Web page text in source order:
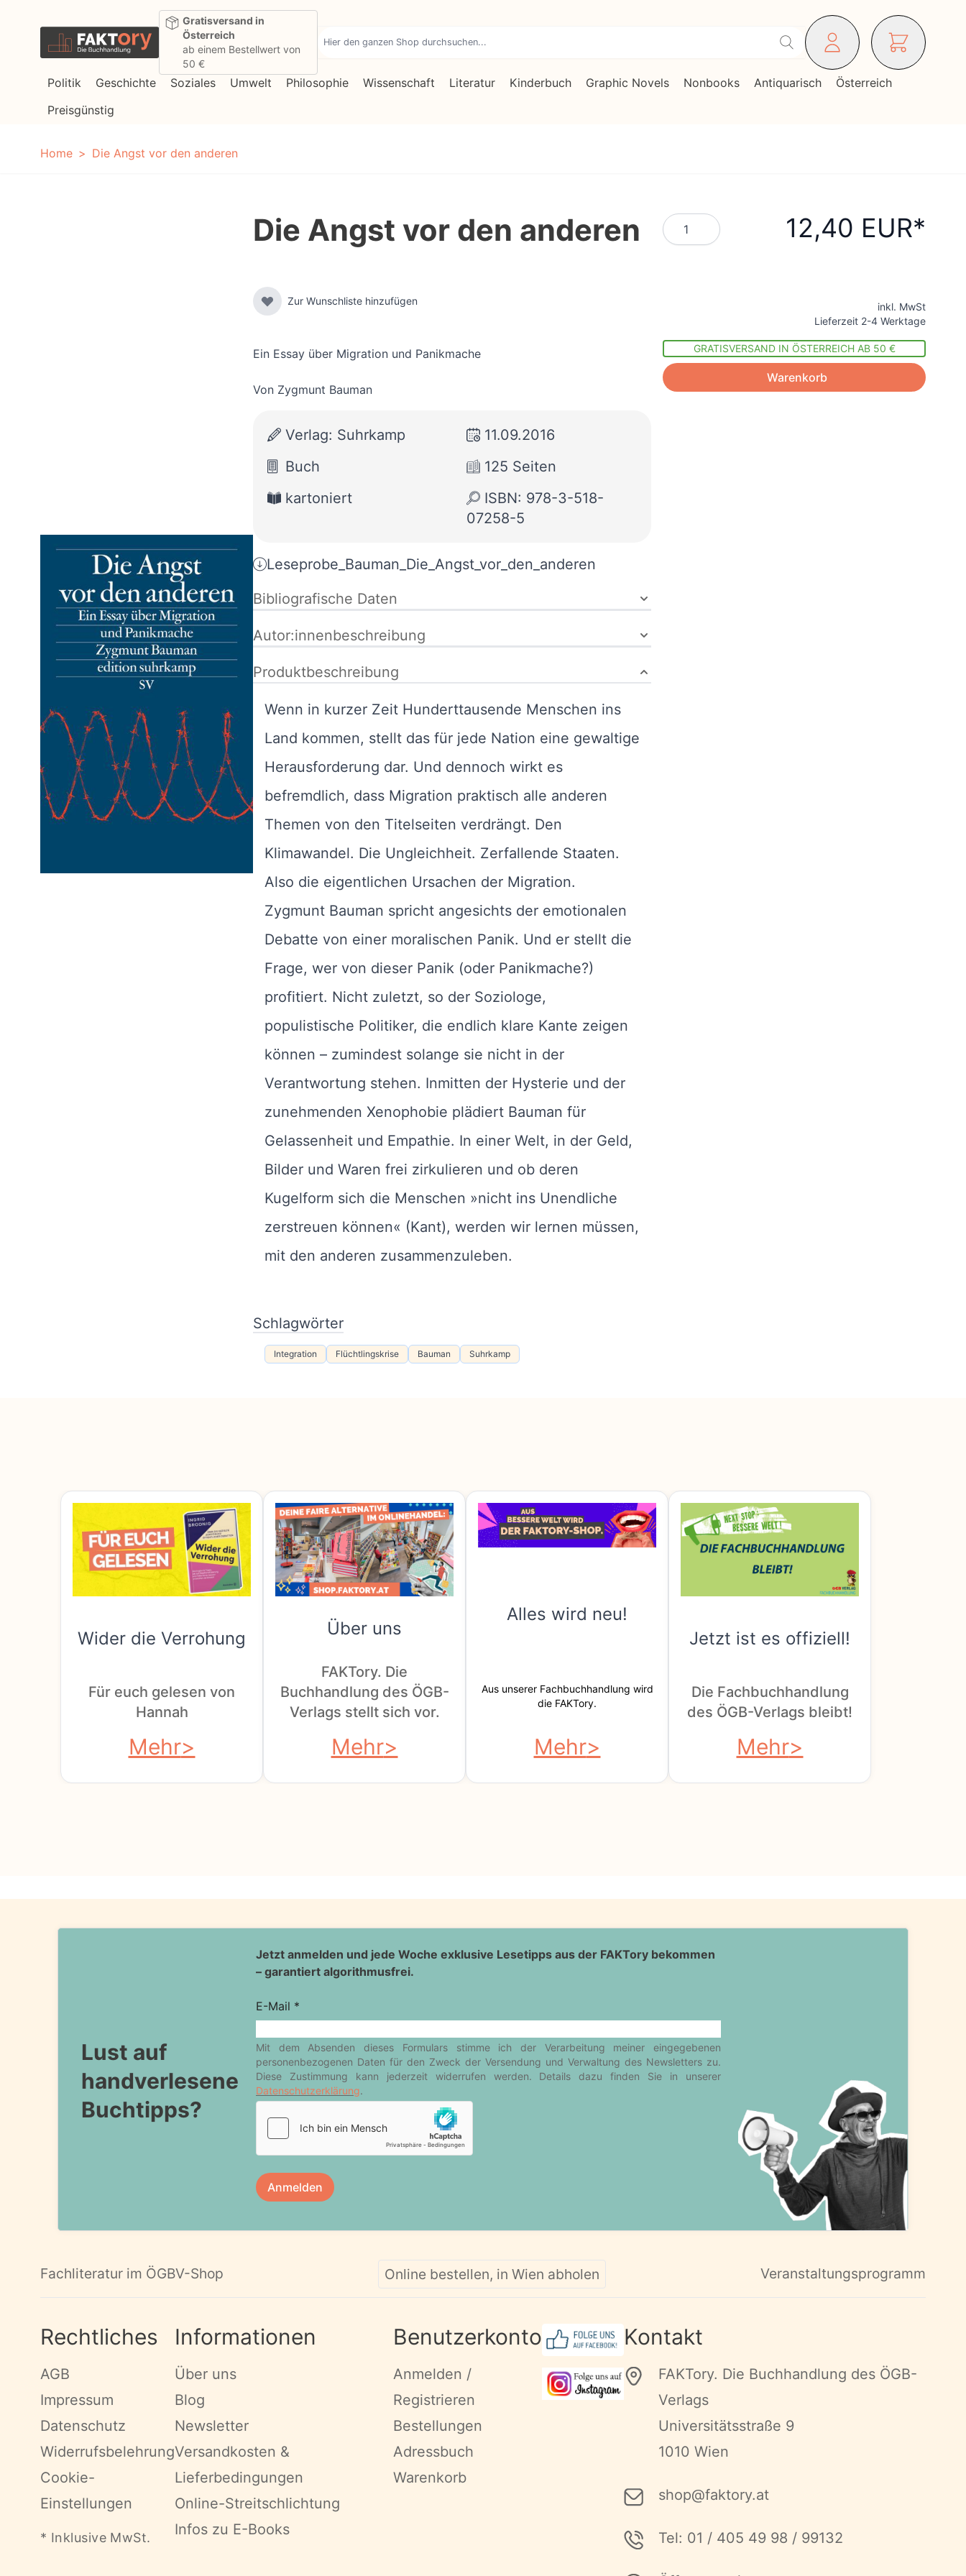
Gratisversand in
Österreich
ab einem Bestellwert von
50 €
Politik Geschichte Soziales Umwelt Philosophie Wissenschaft Literatur Kinderbuch Graphic Novels Nonbooks Antiquarisch
Österreich
Preisgünstig
Home Die Angst vor den anderen
Die Angst vor den anderen
Zur Wunschliste hinzufügen
Ein Essay über Migration und Panikmache
Von Zygmunt Bauman
Verlag: Suhrkamp
11.09.2016
Buch
125 Seiten
kartoniert
ISBN: 978-3-518-
07258-5
Leseprobe_Bauman_Die_Angst_vor_den_anderen
Bibliografische Daten
Autor:innenbeschreibung
Produktbeschreibung
Wenn in kurzer Zeit Hunderttausende Menschen ins
Land kommen, stellt das für jede Nation eine gewaltige
Herausforderung dar. Und dennoch wirkt es
befremdlich, dass Migration praktisch alle anderen
Themen von den Titelseiten verdrängt. Den
Klimawandel. Die Ungleichheit. Zerfallende Staaten.
Also die eigentlichen Ursachen der Migration.
Zygmunt Bauman spricht angesichts der emotionalen
Debatte von einer moralischen Panik. Und er stellt die
Frage, wer von dieser Panik (oder Panikmache?)
profitiert. Nicht zuletzt, so der Soziologe,
populistische Politiker, die endlich klare Kante zeigen
können – zumindest solange sie nicht in der
Verantwortung stehen. Inmitten der Hysterie und der
zunehmenden Xenophobie plädiert Bauman für
Gelassenheit und Empathie. In einer Welt, in der Geld,
Bilder und Waren frei zirkulieren und ob deren
Kugelform sich die Menschen »nicht ins Unendliche
zerstreuen können« (Kant), werden wir lernen müssen,
mit den anderen zusammenzuleben.
Schlagwörter
Integration Flüchtlingskrise Bauman Suhrkamp
Menge 12,40 EUR
inkl. MwSt
Lieferzeit 2-4 Werktage
GRATISVERSAND IN ÖSTERREICH AB 50 €
Warenkorb
Wider die Verrohung
Für euch gelesen von
Hannah
Mehr
Über uns
FAKTory. Die
Buchhandlung des ÖGB-
Verlags stellt sich vor.
Mehr
Alles wird neu!
Aus unserer Fachbuchhandlung wird
die FAKTory.
Mehr
Jetzt ist es offiziell!
Die Fachbuchhandlung
des ÖGB-Verlags bleibt!
Mehr
Lust auf
handverlesene
Buchtipps?
Fachliteratur im ÖGBV-Shop Online bestellen, in Wien abholen Veranstaltungsprogramm
Rechtliches
AGB
Impressum
Datenschutz
Widerrufsbelehrung
Cookie-
Einstellungen
* Inklusive MwSt.
Informationen
Über uns
Blog
Newsletter
Versandkosten &
Lieferbedingungen
Online-Streitschlichtung
Infos zu E-Books
Benutzerkonto
Anmelden /
Registrieren
Bestellungen
Adressbuch
Warenkorb
Kontakt
FAKTory. Die Buchhandlung des ÖGB-
Verlags
Universitätsstraße 9
1010 Wien
shop@faktory.at
Tel: 01 / 405 49 98 / 99132